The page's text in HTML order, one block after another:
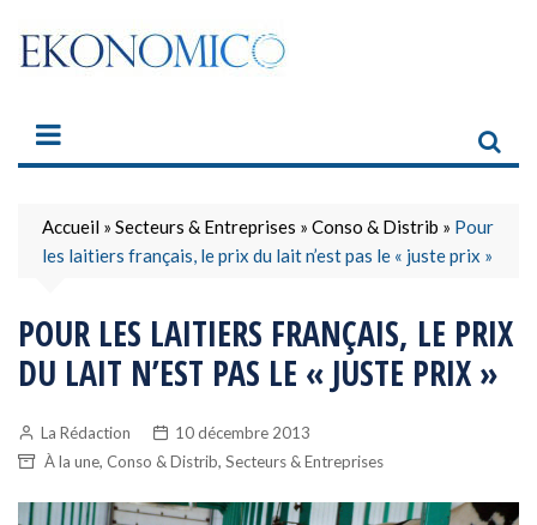
content
Accueil » Secteurs & Entreprises » Conso & Distrib » Pour
les laitiers français, le prix du lait n’est pas le « juste prix »
POUR LES LAITIERS FRANÇAIS, LE PRIX
DU LAIT N’EST PAS LE « JUSTE PRIX »
La Rédaction
10 décembre 2013
À la une, Conso & Distrib, Secteurs & Entreprises